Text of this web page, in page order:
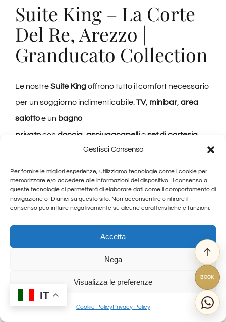
Gestisci Consenso
Per fornire le migliori esperienze, utilizziamo tecnologie come i cookie per
memorizzare e/o accedere alle informazioni del dispositivo. Il consenso a
queste tecnologie ci permetterà di elaborare dati come il comportamento di
navigazione o ID unici su questo sito. Non acconsentire o ritirare il
consenso può influire negativamente su alcune caratteristiche e funzioni.
Accetta
Nega
Visualizza le preferenze
Cookie PolicyPrivacy Policy
Suite King – La Corte
Del Re, Arezzo |
Granducato Collection
Le nostreSuite Kingoffrono tutto il comfort necessario
per un soggiorno indimenticabile:TV, minibar, area
salottoe un bagno
privatocon doccia, asciugacapellieset di cortesia.
Ideali per coppie, viaggiatori business o chi cerca un
colazione(previo acquisto della nostra breakfast box),
da consumare comodamente in camera. Con
disposizione. Offriamo anche un comodoservizio di
, ideale per chi vuole visitare la città
senza preoccupazioni.Perché scegliere la Corte Del
IT
BOOK